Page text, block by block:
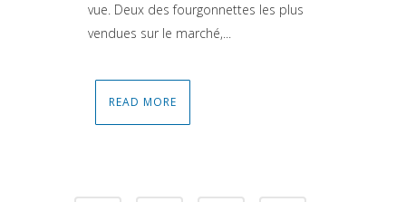
vue. Deux des fourgonnettes les plus
vendues sur le marché,...
READ MORE